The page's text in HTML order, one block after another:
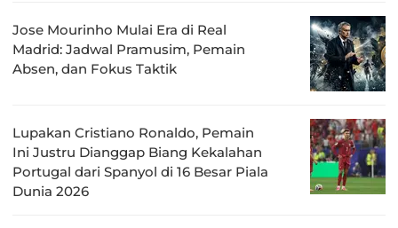
Jose Mourinho Mulai Era di Real
Madrid: Jadwal Pramusim, Pemain
Absen, dan Fokus Taktik
Lupakan Cristiano Ronaldo, Pemain
Ini Justru Dianggap Biang Kekalahan
Portugal dari Spanyol di 16 Besar Piala
Dunia 2026